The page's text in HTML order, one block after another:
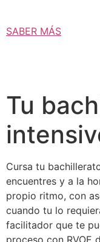
SABER MÁS
Tu
Cursa tu
encuentres y a la
propio ritmo, con
cuando tu lo
facilitador que te